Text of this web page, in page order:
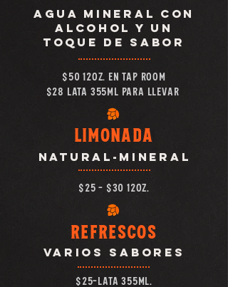
agua mineral con
alcohol y un
toque de sabor
$50 12oz. en TAP ROOM
$28 lata 355ml para llevar
limonada
natural-mineral
$25 - $30 12oz.
Refrescos
varios saboreS
$25-lata 355ML.